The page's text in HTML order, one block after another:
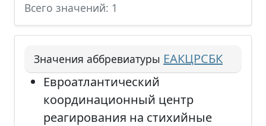
Всего значений: 1
Значения аббревиатуры ЕАКЦРСБК
Евроатлантический
координационный центр
реагирования на стихийные